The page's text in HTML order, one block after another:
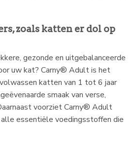
zoals katten er dol op
gezonde en uitgebalanceerde
uw kat? Carny® Adult is het
katten van 1 tot 6 jaar
smaak van verse,
voorziet Carny® Adult
essentiële voedingsstoffen die